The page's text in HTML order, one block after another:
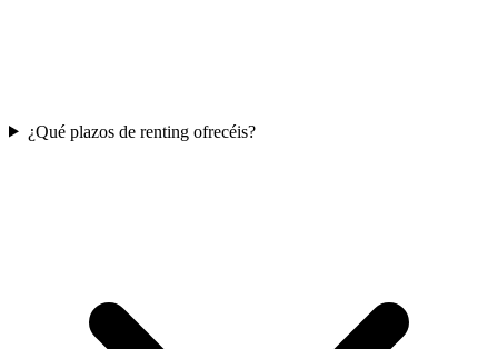
¿Qué plazos de renting ofrecéis?